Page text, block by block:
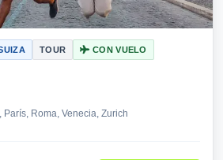
TOUR CON VUELO
París, Roma, Venecia, Zurich